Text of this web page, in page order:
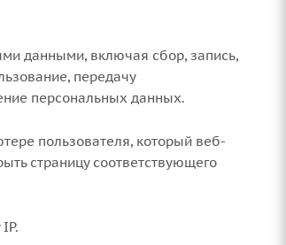
данными, включая сбор, запись,
передачу
персональных данных.
пользователя, который веб-
страницу соответствующего